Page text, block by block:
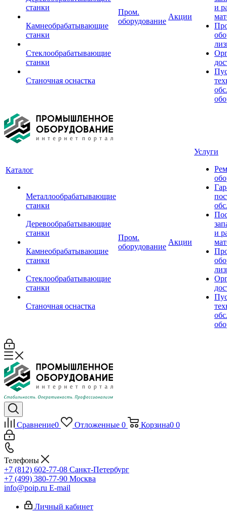
станки
Камнеобрабатывающие
станки
Стеклообрабатывающие
станки
Станочная оснастка
Пром.
оборудование
Акции
и
Каталог
Металлообрабатывающие
станки
Деревообрабатывающие
станки
Камнеобрабатывающие
станки
Стеклообрабатывающие
станки
Станочная оснастка
Пром.
оборудование
Акции
Услуги
и
Сравнение0 Отложенные 0 Корзина0 0
Телефоны
+7 (812) 602-77-08 Санкт-Петербург
+7 (499) 380-77-90 Москва
info@poip.ru E-mail
Личный кабинет